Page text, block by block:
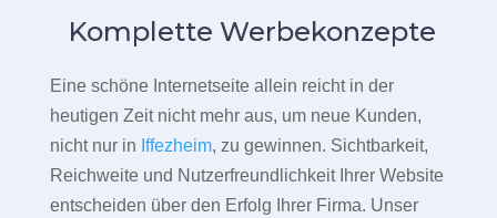
Komplette Werbekonzepte
Eine schöne Internetseite allein reicht in der
heutigen Zeit nicht mehr aus, um neue Kunden,
nicht nur in Iffezheim, zu gewinnen. Sichtbarkeit,
Reichweite und Nutzerfreundlichkeit Ihrer Website
entscheiden über den Erfolg Ihrer Firma. Unser